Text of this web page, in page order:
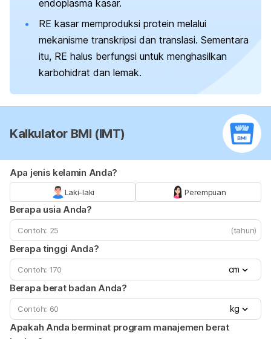
endoplasma kasar.
RE kasar memproduksi protein melalui
mekanisme transkripsi dan translasi. Sementara
itu, RE halus berfungsi untuk menghasilkan
karbohidrat dan lemak.
Kalkulator BMI (IMT)
Apa jenis kelamin Anda?
Laki-laki Perempuan
Berapa usia Anda?
(tahun)
Berapa tinggi Anda?
cm
Berapa berat badan Anda?
kg
Apakah Anda berminat program manajemen berat